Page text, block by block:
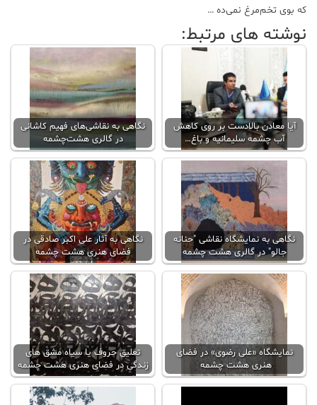
که بوی تخم‌مرغ نمی‌ده …
نوشته های مرتبط:
آیا معادن بالادست بر روی کاهش
آب چشمه سلیمانیه و باغ…
نگاهی به نقاشی‌های فهیم کاشانی
در گالری هشت‌چشمه
نگاهی به نمایشگاه نقاشی "حنانه
جالو" در گالری هشت چشمه
نگاهی به آثار علی اکبر صادقی در
فضای هنری هشت چشمه
نمایشگاه «علی رضوی» در فضای
هنری هشت چشمه
تعلیق حروف یا سیاه مشق های
زندگی در فضای هنری هشت چشمه